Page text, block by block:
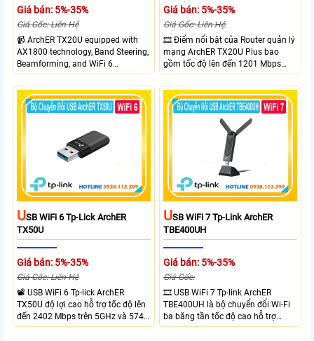
Giá bán: 5%-35%
Giá Gốc: Liên Hệ
📹 ArchER TX20U equipped with
AX1800 technology, Band Steering,
Beamforming, and WiFi 6
transmission. Band Steering
technology optimizes connections,
Beamforming enhances signal
focus for better coverage. Upgrade
leading-edge features.
Giá bán: 5%-35%
Giá Gốc: Liên Hệ
🎞 Điểm nổi bật của Router quản lý
mạng ArchER TX20U Plus bao
gồm tốc độ lên đến 1201 Mbps
trên băng tần 5 GHz và 574 Mbps
trên băng tần 2.4 GHz. công nghệ
Band Steering, Beamforming và
Wifi 6 cung cấp hiệu suất cao và
ổn định cho mạng Wi-Fi của bạn.
USB WiFi 6 Tp-Lick ArchER
TX50U
Giá bán: 5%-35%
Giá Gốc: Liên Hệ
📽 USB WiFi 6 Tp-lick ArchER
TX50U độ lợi cao hỗ trợ tốc độ lên
đến 2402 Mbps trên 5GHz và 574
Mbps trên 2.4GHz mang đến kết
USB WiFi 7 Tp-Link ArchER
TBE400UH
Giá bán: 5%-35%
Giá Gốc:
🎞 USB WiFi 7 Tp-link ArchER
TBE400UH là bộ chuyển đổi Wi-Fi
ba băng tần tốc độ cao hỗ trợ
2882 Mbps trên 6GHz, 2882 Mbps